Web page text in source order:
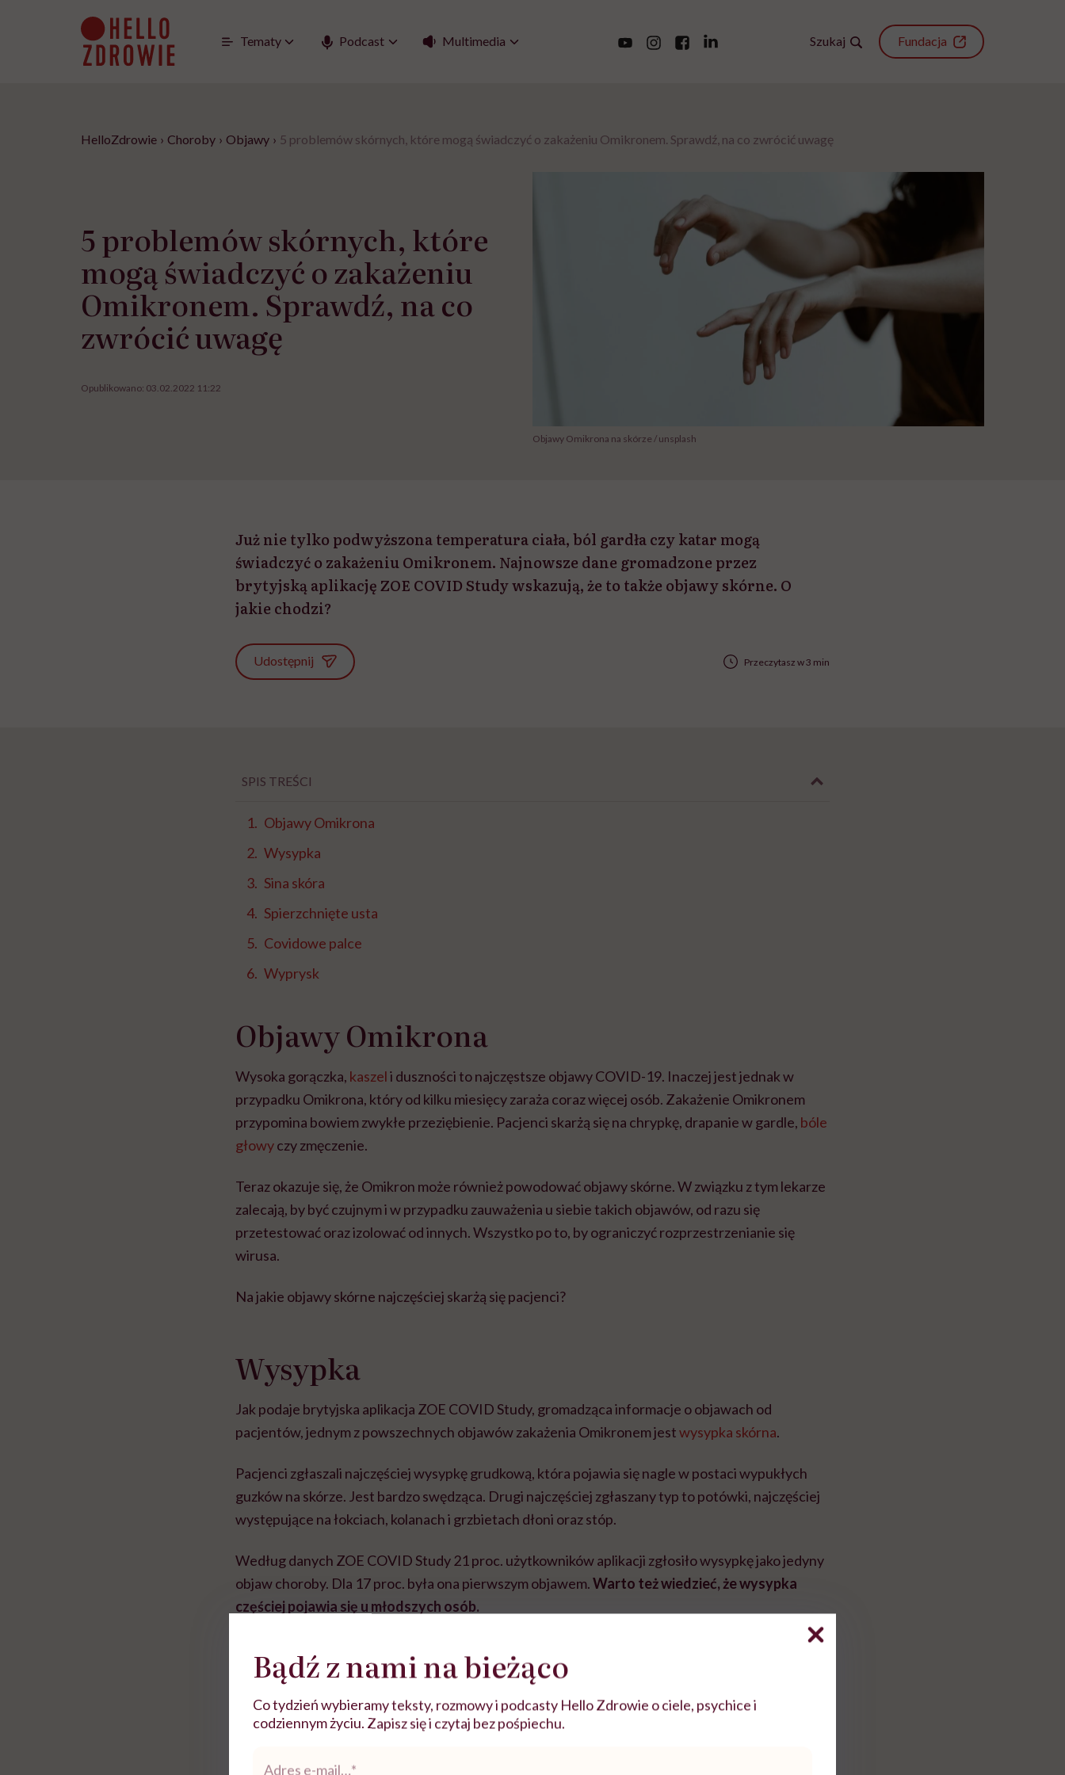
Tematy Podcast Multimedia Szukaj Fundacja
HelloZdrowie › Choroby › Objawy › 5 problemów skórnych, które mogą świadczyć o zakażeniu Omikronem. Sprawdź, na co zwrócić uwagę
5 problemów skórnych, które
mogą świadczyć o zakażeniu
Omikronem. Sprawdź, na co
zwrócić uwagę
Opublikowano: 03.02.2022 11:22
Objawy Omikrona na skórze / unsplash
Już nie tylko podwyższona temperatura ciała, ból gardła czy katar mogą
świadczyć o zakażeniu Omikronem. Najnowsze dane gromadzone przez
brytyjską aplikację ZOE COVID Study wskazują, że to także objawy skórne. O
jakie chodzi?
Udostępnij Przeczytasz w 3 min
SPIS TREŚCI
Objawy Omikrona
Wysypka
Sina skóra
Spierzchnięte usta
Covidowe palce
Wyprysk
Objawy Omikrona
Wysoka gorączka, kaszeli duszności to najczęstsze objawy COVID-19. Inaczej jest jednak w
przypadku Omikrona, który od kilku miesięcy zaraża coraz więcej osób. Zakażenie Omikronem
przypomina bowiem zwykłe przeziębienie. Pacjenci skarżą się na chrypkę, drapanie w gardle, bóle
głowyczy zmęczenie.
Teraz okazuje się, że Omikron może również powodować objawy skórne. W związku z tym lekarze
zalecają, by być czujnym i w przypadku zauważenia u siebie takich objawów, od razu się
przetestować oraz izolować od innych. Wszystko po to, by ograniczyć rozprzestrzenianie się
wirusa.
Na jakie objawy skórne najczęściej skarżą się pacjenci?
Wysypka
Jak podaje brytyjska aplikacja ZOE COVID Study, gromadząca informacje o objawach od
pacjentów, jednym z powszechnych objawów zakażenia Omikronem jestwysypka skórna.
Pacjenci zgłaszali najczęściej wysypkę grudkową, która pojawia się nagle w postaci wypukłych
guzków na skórze. Jest bardzo swędząca. Drugi najczęściej zgłaszany typ to potówki, najczęściej
występujące na łokciach, kolanach i grzbietach dłoni oraz stóp.
Według danych ZOE COVID Study 21 proc. użytkowników aplikacji zgłosiło wysypkę jako jedyny
objaw choroby. Dla 17 proc. była ona pierwszym objawem.Warto też wiedzieć, że wysypka
częściej pojawia się u młodszych osób.
Rolki
Bądź z nami na bieżąco
Co tydzień wybieramy teksty, rozmowy i podcasty Hello Zdrowie o ciele, psychice i
codziennym życiu. Zapisz się i czytaj bez pośpiechu.